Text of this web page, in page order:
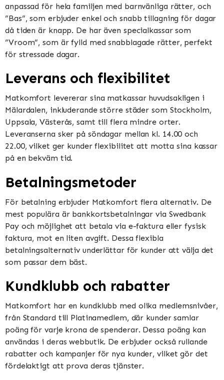
anpassad för hela familjen med barnvänliga rätter, och
”Bas”, som erbjuder enkel och snabb tillagning för dagar
då tiden är knapp. De har även specialkassar som
”Vroom”, som är fylld med snabblagade rätter, perfekt
för stressade dagar​​​​.
Leverans och flexibilitet
Matkomfort levererar sina matkassar huvudsakligen i
Mälardalen, inkluderande större städer som Stockholm,
Uppsala, Västerås, samt till flera mindre orter.
Leveranserna sker på söndagar mellan kl. 14.00 och
22.00, vilket ger kunder flexibilitet att motta sina kassar
på en bekväm tid​​​​.
Betalningsmetoder
För betalning erbjuder Matkomfort flera alternativ. De
mest populära är bankkortsbetalningar via Swedbank
Pay och möjlighet att betala via e-faktura eller fysisk
faktura, mot en liten avgift. Dessa flexibla
betalningsalternativ underlättar för kunder att välja det
som passar dem bäst​​.
Kundklubb och rabatter
Matkomfort har en kundklubb med olika medlemsnivåer,
från Standard till Platinamedlem, där kunder samlar
poäng för varje krona de spenderar. Dessa poäng kan
användas i deras webbutik. De erbjuder också rullande
rabatter och kampanjer för nya kunder, vilket gör det
fördelaktigt att prova deras tjänster​​.